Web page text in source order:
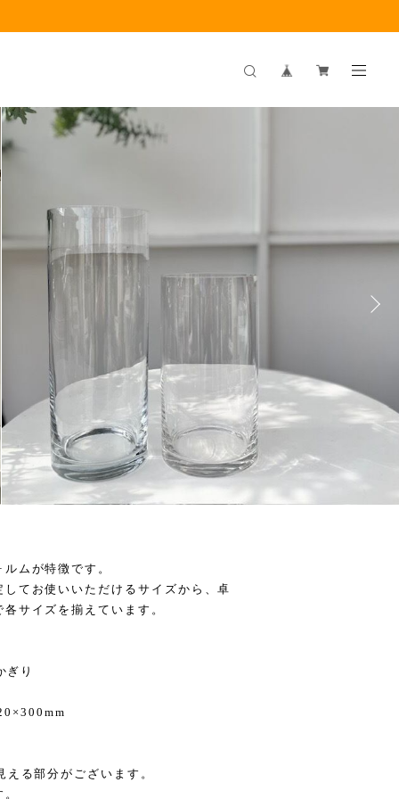
ムが特徴です。
てお使いいただけるサイズから、卓
サイズを揃えています。
り
る部分がございます。